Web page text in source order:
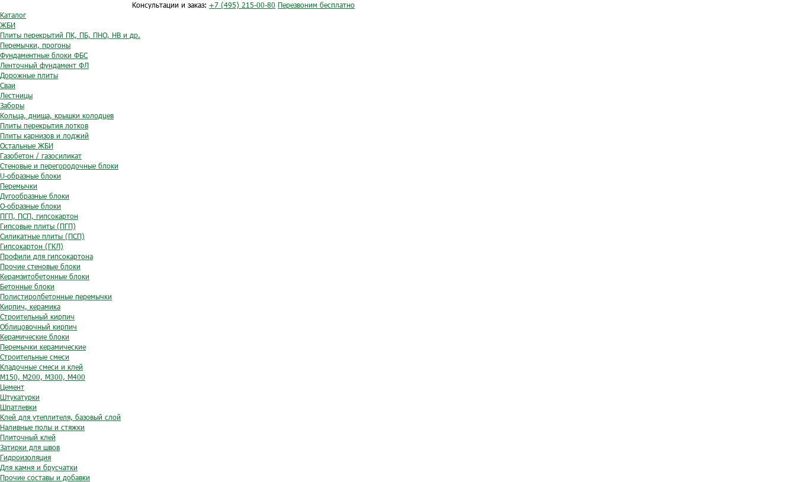
Консультации и заказ: +7 (495) 215-00-80 Перезвоним бесплатно
Каталог
ЖБИ
Плиты перекрытий ПК, ПБ, ПНО, НВ и др.
Перемычки, прогоны
Фундаментные блоки ФБС
Ленточный фундамент ФЛ
Дорожные плиты
Сваи
Лестницы
Заборы
Кольца, днища, крышки колодцев
Плиты перекрытия лотков
Плиты карнизов и лоджий
Остальные ЖБИ
Газобетон / газосиликат
Стеновые и перегородочные блоки
U-образные блоки
Перемычки
Дугообразные блоки
O-образные блоки
ПГП, ПСП, гипсокартон
Гипсовые плиты (ПГП)
Силикатные плиты (ПСП)
Гипсокартон (ГКЛ)
Профили для гипсокартона
Прочие стеновые блоки
Керамзитобетонные блоки
Бетонные блоки
Полистиролбетонные перемычки
Кирпич, керамика
Строительный кирпич
Облицовочный кирпич
Керамические блоки
Перемычки керамические
Строительные смеси
Кладочные смеси и клей
М150, М200, М300, М400
Цемент
Штукатурки
Шпатлевки
Клей для утеплителя, базовый слой
Наливные полы и стяжки
Плиточный клей
Затирки для швов
Гидроизоляция
Для камня и брусчатки
Прочие составы и добавки